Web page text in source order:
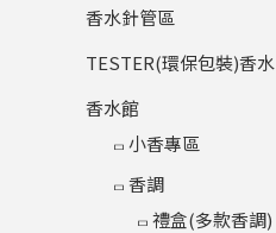
香水針管區
TESTER(環保包裝)香水
香水館
小香專區
香調
禮盒(多款香調)